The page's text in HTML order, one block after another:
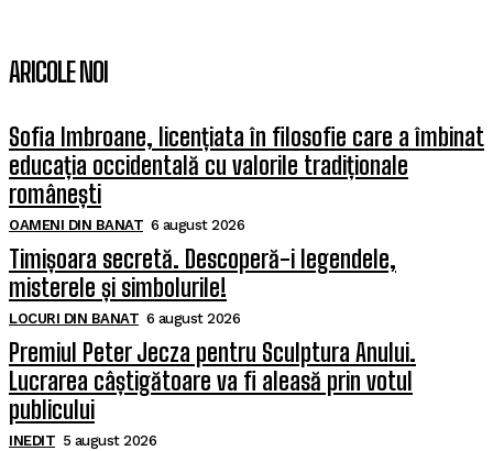
ARICOLE NOI
Sofia Imbroane, licențiata în filosofie care a îmbinat
educația occidentală cu valorile tradiționale
românești
OAMENI DIN BANAT 6 august 2026
Timișoara secretă. Descoperă-i legendele,
misterele și simbolurile!
LOCURI DIN BANAT 6 august 2026
Premiul Peter Jecza pentru Sculptura Anului.
Lucrarea câștigătoare va fi aleasă prin votul
publicului
INEDIT 5 august 2026